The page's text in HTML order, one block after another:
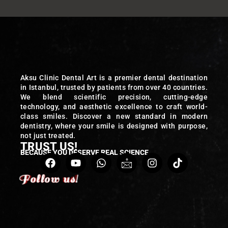
Aksu Clinic Dental Art is a premier dental destination
in Istanbul, trusted by patients from over 40 countries.
We blend scientific precision, cutting-edge
technology, and aesthetic excellence to craft world-
class smiles. Discover a new standard in modern
dentistry, where your smile is designed with purpose,
not just treated.
TRUST US!
BECAUSE YOU DESERVE REAL SCIENCE
Follow us!
Follow us!
Follow us!
Follow us!
Follow us!
Follow us!
Follow us!
Follow us!